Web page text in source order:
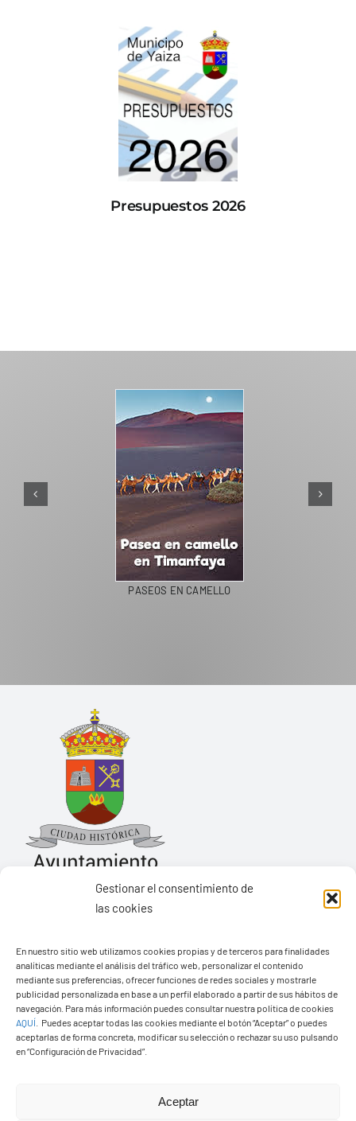
Gestionar el consentimiento de
las cookies
En nuestro sitio web utilizamos cookies propias y de terceros para finalidades
analíticas mediante el análisis del tráfico web, personalizar el contenido
mediante sus preferencias, ofrecer funciones de redes sociales y mostrarle
publicidad personalizada en base a un perfil elaborado a partir de sus hábitos de
navegación. Para más información puedes consultar nuestra política de cookies
AQUÍ
Puedes aceptar todas las cookies mediante el botón “Aceptar” o puedes
aceptarlas de forma concreta, modificar su selección o rechazar su uso pulsando
en “Configuración de Privacidad”.
Aceptar
Presupuestos 2026
PASEOS EN CAMELLO
Pza. de Los Remedios, 1
35570 – Yaiza
Tel:928 83 62 20
© Copyright2026 Ayuntamiento de Yaiza - Todos los